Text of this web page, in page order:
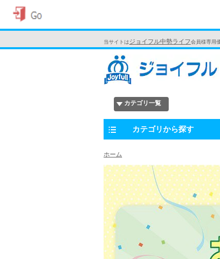
当サイトはジョイフル中勢ライフ会員様専用
カテゴリ一覧
カテゴリから探す
ホーム